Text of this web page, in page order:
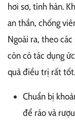
hơi sơ, tính hàn.
an thần, chống
Ngoài ra, theo
còn có tác dụng
quả điều trị rất tốt.
Chuẩn bị
để ráo và